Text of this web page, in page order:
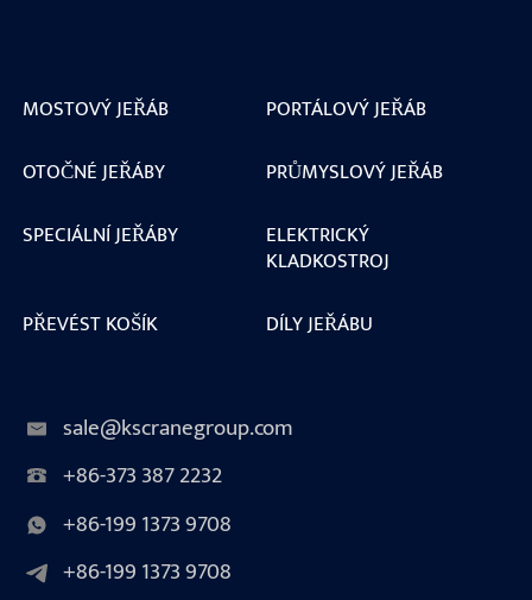
MOSTOVÝ JEŘÁB
PORTÁLOVÝ JEŘÁB
OTOČNÉ JEŘÁBY
PRŮMYSLOVÝ JEŘÁB
SPECIÁLNÍ JEŘÁBY
ELEKTRICKÝ
KLADKOSTROJ
PŘEVÉST KOŠÍK
DÍLY JEŘÁBU
sale@kscranegroup.com
+86-373 387 2232
+86-199 1373 9708
+86-199 1373 9708